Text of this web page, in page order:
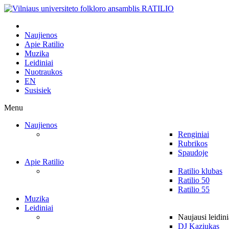
Naujienos
Apie Ratilio
Muzika
Leidiniai
Nuotraukos
EN
Susisiek
Menu
Naujienos
Renginiai
Rubrikos
Spaudoje
Apie Ratilio
Ratilio klubas
Ratilio 50
Ratilio 55
Muzika
Leidiniai
Naujausi
DJ Kaziukas